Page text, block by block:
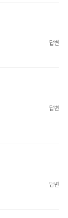
답변
답변
답변